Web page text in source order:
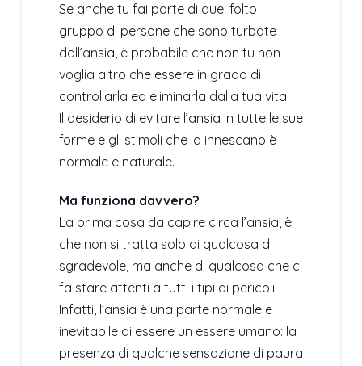
Se anche tu fai parte di quel folto
gruppo di persone che sono turbate
dall’ansia, è probabile che non tu non
voglia altro che essere in grado di
controllarla ed eliminarla dalla tua vita.
Il desiderio di evitare l’ansia in tutte le sue
forme e gli stimoli che la innescano è
normale e naturale.
Ma funziona davvero?
La prima cosa da capire circa l’ansia, è
che non si tratta solo di qualcosa di
sgradevole, ma anche di qualcosa che ci
fa stare attenti a tutti i tipi di pericoli.
Infatti, l’ansia è una parte normale e
inevitabile di essere un essere umano: la
presenza di qualche sensazione di paura